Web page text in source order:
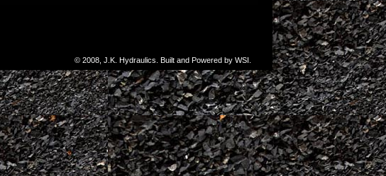
© 2008, J.K. Hydraulics. Built and Powered by WSI.